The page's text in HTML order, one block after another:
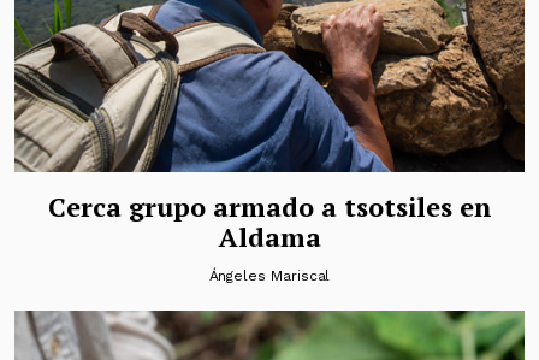
Cerca grupo armado a tsotsiles en
Aldama
Ángeles Mariscal